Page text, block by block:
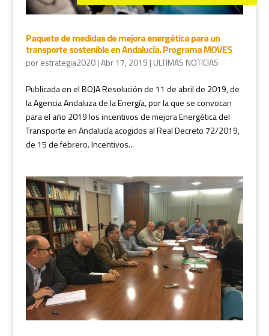
Paquete de medidas de mejora energética para un
transporte sostenible en Andalucía. Programa MOVES
porestrategia2020|Abr 17, 2019 | ULTIMAS NOTICIAS
Publicada en el BOJA Resolución de 11 de abril de 2019, de
la Agencia Andaluza de la Energía, por la que se convocan
para el año 2019 los incentivos de mejora Energética del
Transporte en Andalucía acogidos al Real Decreto 72/2019,
de 15 de febrero. Incentivos...